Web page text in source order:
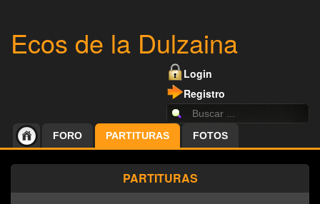
Ecos de la Dulzaina
Login
Registro
FORO PARTITURAS FOTOS
PARTITURAS